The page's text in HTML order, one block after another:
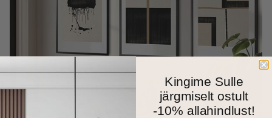
Kingime Sulle
järgmiselt ostult
-10% allahindlust!